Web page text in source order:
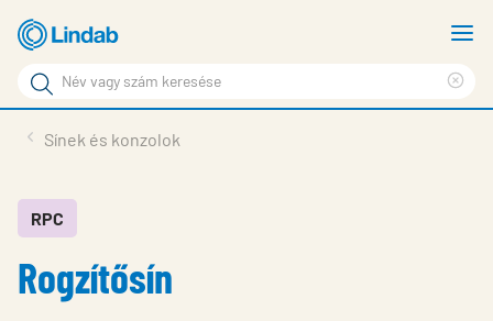
tartalomhoz
Keresési
kifejezés
Oldalak
keresése
Támogatás
Lindabról
Fenntarthatóság
Sínek és konzolok
RPC
Rogzítősín